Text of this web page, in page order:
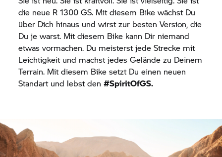
die neue R 1300 GS. Mit diesem Bike wächst Du
über Dich hinaus und wirst zur besten Version, die
Du je warst. Mit diesem Bike kann Dir niemand
etwas vormachen. Du meisterst jede Strecke mit
Leichtigkeit und machst jedes Gelände zu Deinem
Terrain. Mit diesem Bike setzt Du einen neuen
Standart und lebst den#SpiritOfGS.